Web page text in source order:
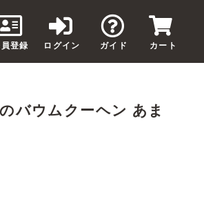
登録 ログイン ガイド カート
バウムクーヘン あま